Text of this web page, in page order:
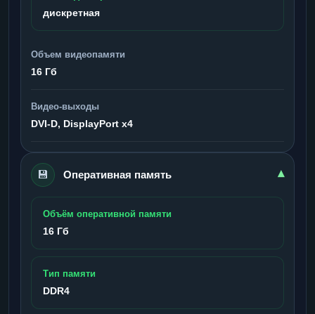
дискретная
Объем видеопамяти
16 Гб
Видео-выходы
DVI-D, DisplayPort x4
💾 Оперативная память ▾
Объём оперативной памяти
16 Гб
Тип памяти
DDR4